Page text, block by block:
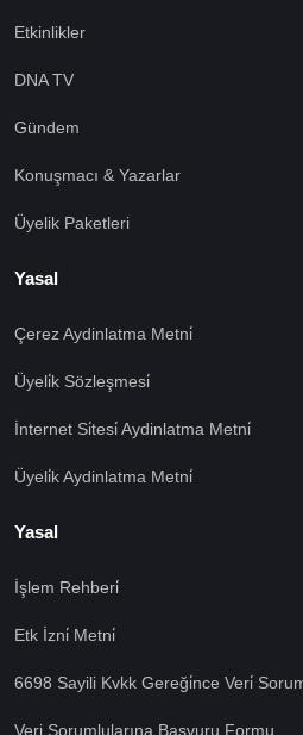
Etkinlikler
DNA TV
Gündem
Konuşmacı & Yazarlar
Üyelik Paketleri
Yasal
Çerez Aydinlatma Metni̇
Üyeli̇k Sözleşmesi̇
İnternet Si̇tesi̇ Aydinlatma Metni̇
Üyeli̇k Aydinlatma Metni̇
Yasal
İşlem Rehberi̇
Etk İzni̇ Metni̇
6698 Sayili Kvkk Gereği̇nce Veri̇
Veri Sorumlularına Başvuru Formu
şekilde çerezler kullanmaktayız.